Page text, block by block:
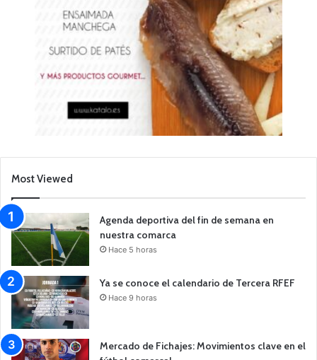
Most Viewed
Agenda deportiva del fin de semana en
nuestra comarca
Hace 5 horas
Ya se conoce el calendario de Tercera RFEF
Hace 9 horas
Mercado de Fichajes: Movimientos clave en el